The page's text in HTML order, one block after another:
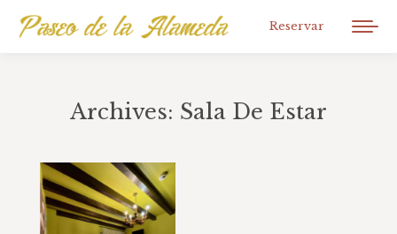
Reservar
Archives: Sala De Estar